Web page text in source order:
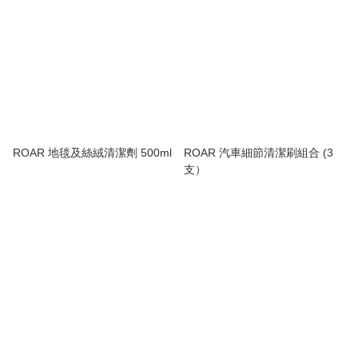
ROAR 地毯及絲絨清潔劑 500ml
ROAR 汽車細節清潔刷組合 (3
支）